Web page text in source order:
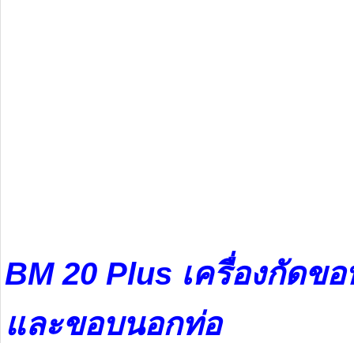
BM 20 Plus เครื่องกัดข
และขอบนอกท่อ